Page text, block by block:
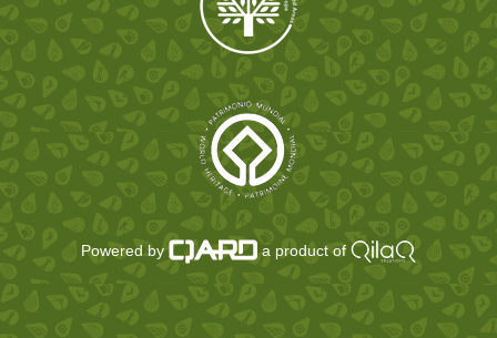
Powered by a product of